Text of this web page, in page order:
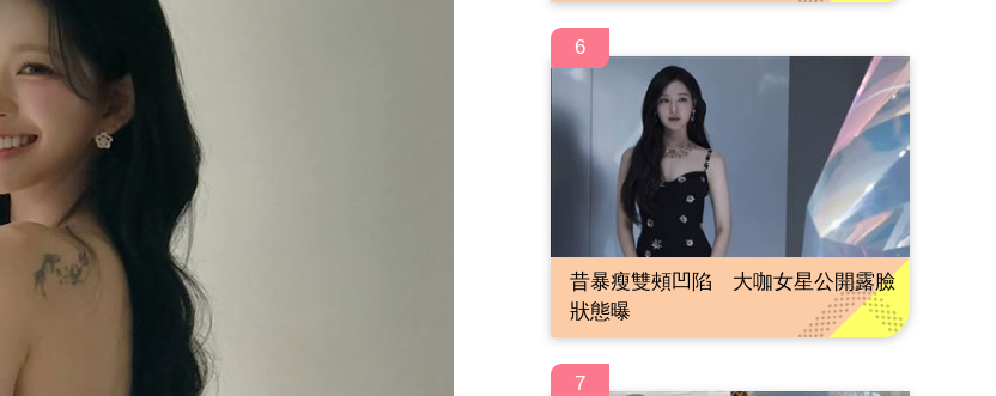
6
昔暴瘦雙頰凹陷 大咖女星公開露臉
狀態曝
7